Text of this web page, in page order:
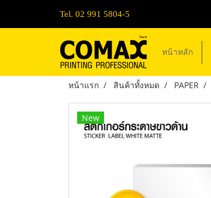
Tel. 02 991 5804-5
หน้าหลัก
หน้าแรก สินค้าทั้งหมด PAPER
New